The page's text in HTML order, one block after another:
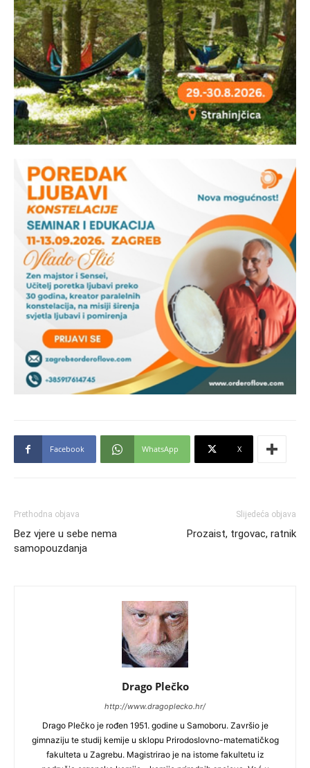
Facebook WhatsApp X
Prethodna objava
Bez vjere u sebe nema
samopouzdanja
Slijedeća objava
Prozaist, trgovac, ratnik
Drago Plečko
http://www.dragoplecko.hr/
Drago Plečko je rođen 1951. godine u Samoboru. Završio je
gimnaziju te studij kemije u sklopu Prirodoslovno-matematičkog
fakulteta u Zagrebu. Magistrirao je na istome fakultetu iz